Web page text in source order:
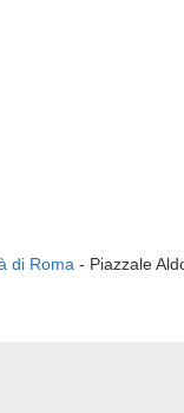
di Roma - Piazzale